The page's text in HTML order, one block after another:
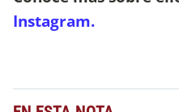
Instagram.